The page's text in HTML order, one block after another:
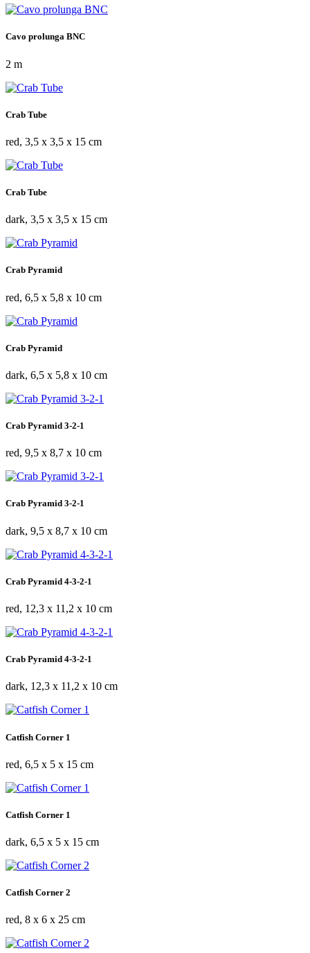
Cavo prolunga BNC
2 m
Crab Tube
red, 3,5 x 3,5 x 15 cm
Crab Tube
dark, 3,5 x 3,5 x 15 cm
Crab Pyramid
red, 6,5 x 5,8 x 10 cm
Crab Pyramid
dark, 6,5 x 5,8 x 10 cm
Crab Pyramid 3-2-1
red, 9,5 x 8,7 x 10 cm
Crab Pyramid 3-2-1
dark, 9,5 x 8,7 x 10 cm
Crab Pyramid 4-3-2-1
red, 12,3 x 11,2 x 10 cm
Crab Pyramid 4-3-2-1
dark, 12,3 x 11,2 x 10 cm
Catfish Corner 1
red, 6,5 x 5 x 15 cm
Catfish Corner 1
dark, 6,5 x 5 x 15 cm
Catfish Corner 2
red, 8 x 6 x 25 cm